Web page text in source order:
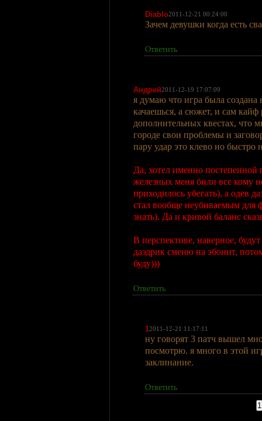
Diablo2011-12-21 00:24:00
Зачем девушки когда есть
Ответить
Андрей2011-12-19 17:07:09
я думаю что игра была
качаешься, а сюжет, и сам
дополнительных квестах, что
городе свои проблемы и
пару удар это клево но быстро
Да, хотел именно постепенной
железных меня били все кому
приходилось убегать), а одев
стал вообще неубиваемым для
знать). Да и кривой баланс
В перспективе, наверное,
даэдрик сменю на эбонит,
буду)))
Ответить
12011-12-21 11:17:11
ну говорят 3 патч вышел
посмотрю. я много в этой
заклинание.
Ответить
1